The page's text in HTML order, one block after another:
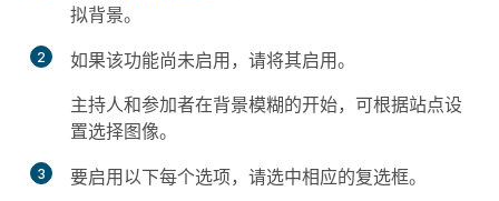
拟背景。
2
如果该功能尚未启用，请将其启用。
主持人和参加者在背景模糊的开始，可根据站点设
置选择图像。
3 要启用以下每个选项，请选中相应的复选框。